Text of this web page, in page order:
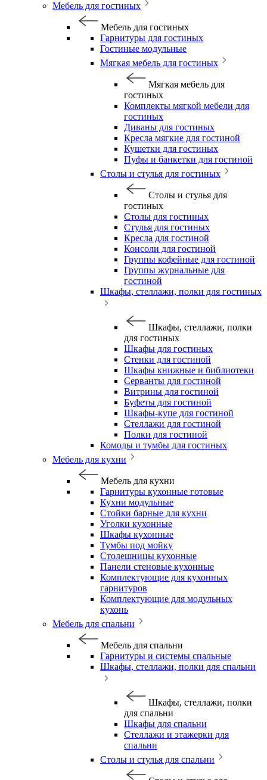
Мебель для гостиных
Мебель для гостиных
Гарнитуры для гостиных
Гостиные модульные
Мягкая мебель для гостиных
Мягкая мебель для
гостиных
Комплекты мягкой мебели для
гостиных
Диваны для гостиных
Кресла мягкие для гостиной
Кушетки для гостиных
Пуфы и банкетки для гостиной
Столы и стулья для гостиных
Столы и стулья для
гостиных
Столы для гостиных
Стулья для гостиных
Кресла для гостиной
Консоли для гостиной
Группы кофейные для гостиной
Группы журнальные для
гостиной
Шкафы, стеллажи, полки для гостиных
Шкафы, стеллажи, полки
для гостиных
Шкафы для гостиных
Стенки для гостиной
Шкафы книжные и библиотеки
Серванты для гостиной
Витрины для гостиной
Буфеты для гостиной
Шкафы-купе для гостиной
Стеллажи для гостиной
Полки для гостиной
Комоды и тумбы для гостиных
Мебель для кухни
Мебель для кухни
Гарнитуры кухонные готовые
Кухни модульные
Стойки барные для кухни
Уголки кухонные
Шкафы кухонные
Тумбы под мойку
Столешницы кухонные
Панели стеновые кухонные
Комплектующие для кухонных
гарнитуров
Комплектующие для модульных
кухонь
Мебель для спальни
Мебель для спальни
Гарнитуры и системы спальные
Шкафы, стеллажи, полки для спальни
Шкафы, стеллажи, полки
для спальни
Шкафы для спальни
Стеллажи и этажерки для
спальни
Столы и стулья для спальни